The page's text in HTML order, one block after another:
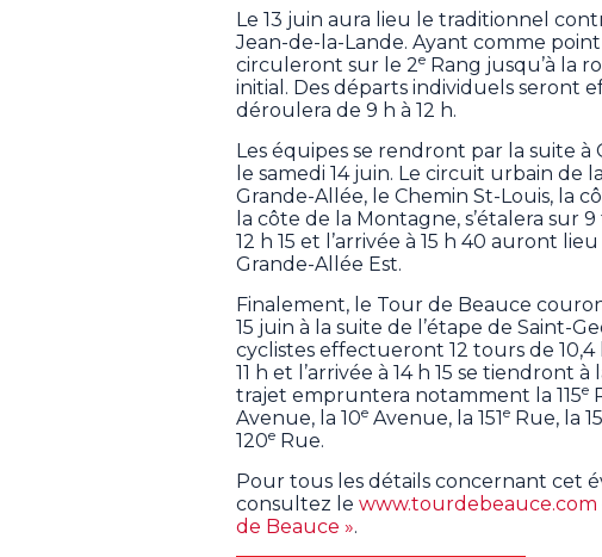
Le 13 juin aura lieu le traditionnel
Jean-de-la-Lande. Ayant comme
circuleront sur le 2e Rang jusqu’à la
initial. Des départs individuels seront
déroulera de 9 h à 12 h.
Les équipes se rendront par la suite
le samedi 14 juin. Le circuit urbain de
Grande-Allée, le Chemin St-Louis, la
la côte de la Montagne, s’étalera sur
12 h 15 et l’arrivée à 15 h 40 auront
Grande-Allée Est.
Finalement, le Tour de Beauce
15 juin à la suite de l’étape de Saint-
cyclistes effectueront 12 tours de
11 h et l’arrivée à 14 h 15 se tiendront
trajet empruntera notamment la 115e
Avenue, la 10e Avenue, la 151e Rue, la
120e Rue.
Pour tous les détails concernant cet
consultez le www.tourdebeauce.com
de Beauce ».